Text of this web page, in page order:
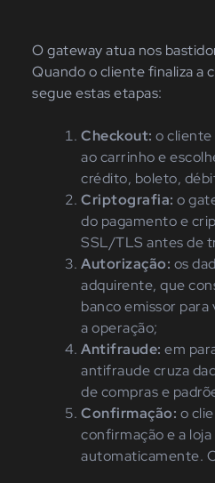
O gateway atua nos
Quando o cliente finaliza a
segue estas etapas:
Checkout: o cliente
ao carrinho e
crédito, boleto,
Criptografia: o
do pagamento e
SSL/TLS antes de
Autorização: os
adquirente, que
banco emissor para
a operação;
Antifraude: em
antifraude cruza
de compras e
Confirmação: o
confirmação e a
automaticamente.